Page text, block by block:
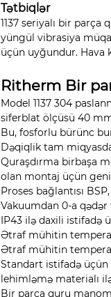
Tətbiqlər
1137 seriyalı bir
yüngül vibrasiya
üçün uyğundur. Hava
Ritherm Bir
Model 1137 304
siferblat ölçüsü 40
Bu, fosforlu bürünc
Dəqiqlik tam
Quraşdırma birbaşa
olan montaj üçün
Proses bağlantısı
Vakuumdan 0-a
IP43 ilə daxili istifadə
Ətraf mühitin
Ətraf mühitin
Standart istifadə üçün
lehimləmə materialı
Bir parça quru